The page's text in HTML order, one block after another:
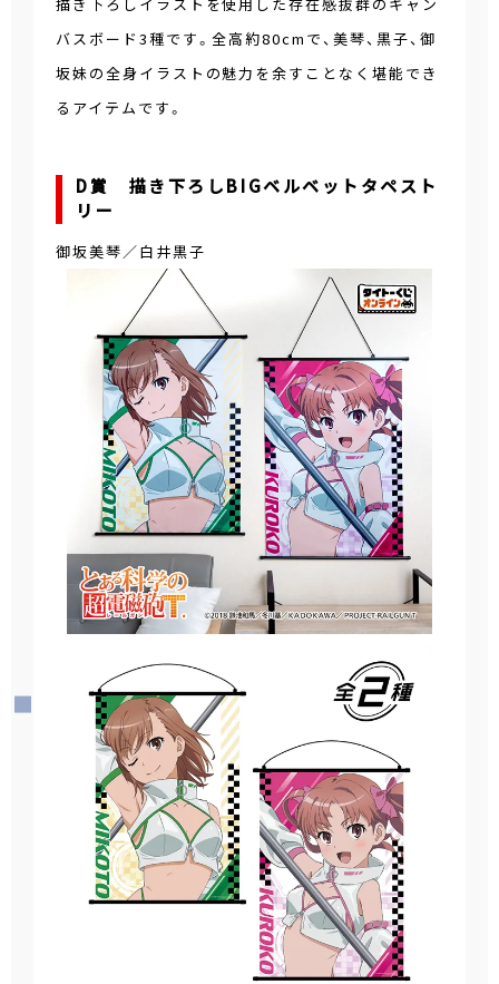
バスボード3種です。全高約80cmで、美琴、黒子、御
坂妹の全身イラストの魅力を余すことなく堪能でき
るアイテムです。
D賞 描き下ろしBIGベルベットタペスト
リー
御坂美琴／白井黒子